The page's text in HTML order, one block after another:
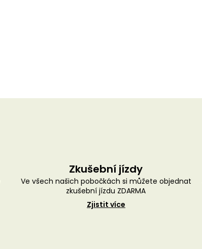
Zkušební jízdy
Ve všech našich pobočkách si můžete objednat
zkušební jízdu ZDARMA
Zjistit více